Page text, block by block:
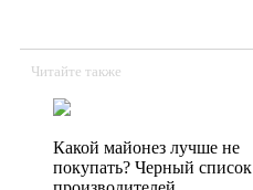
Читайте также
Какой майонез лучше не
покупать? Черный список